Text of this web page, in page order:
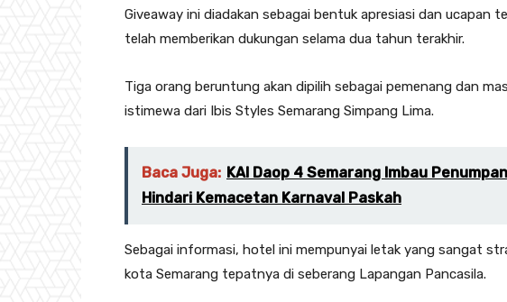
Giveaway ini diadakan sebagai bentuk apresiasi dan ucapan
telah memberikan dukungan selama dua tahun terakhir.
Tiga orang beruntung akan dipilih sebagai pemenang dan
istimewa dari Ibis Styles Semarang Simpang Lima.
Baca Juga: KAI Daop 4 Semarang Imbau
Hindari Kemacetan Karnaval Paskah
Sebagai informasi, hotel ini mempunyai letak yang sangat
kota Semarang tepatnya di seberang Lapangan Pancasila.